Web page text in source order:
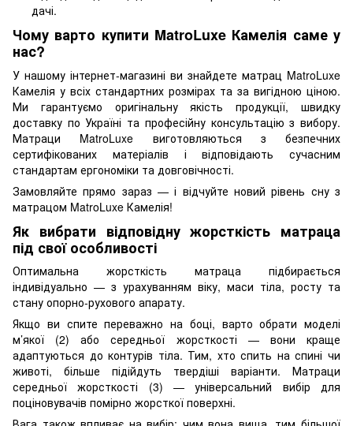
дачі.
Чому варто купити MatroLuxe Камелія саме у
нас?
У нашому інтернет-магазині ви знайдете матрац MatroLuxe
Камелія у всіх стандартних розмірах та за вигідною ціною.
Ми гарантуємо оригінальну якість продукції, швидку
доставку по Україні та професійну консультацію з вибору.
Матраци MatroLuxe виготовляються з безпечних
сертифікованих матеріалів і відповідають сучасним
стандартам ергономіки та довговічності.
Замовляйте прямо зараз — і відчуйте новий рівень сну з
матрацом MatroLuxe Камелія!
Як вибрати відповідну жорсткість матраца
під свої особливості
Оптимальна жорсткість матраца підбирається
індивідуально — з урахуванням віку, маси тіла, росту та
стану опорно-рухового апарату.
Якщо ви спите переважно на боці, варто обрати моделі
м’якої (2) або середньої жорсткості — вони краще
адаптуються до контурів тіла. Тим, хто спить на спині чи
животі, більше підійдуть твердіші варіанти. Матраци
середньої жорсткості (3) — універсальний вибір для
поціновувачів помірно жорсткої поверхні.